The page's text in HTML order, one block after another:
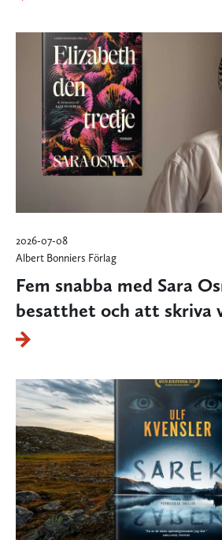
2026-07-08
Albert Bonniers Förlag
Fem snabba med Sara
besatthet och att skriva